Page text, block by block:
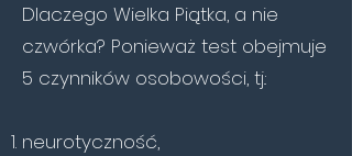
Dlaczego Wielka Piątka, a nie
czwórka? Ponieważ test obejmuje
5 czynników osobowości, tj.:
neurotyczność,